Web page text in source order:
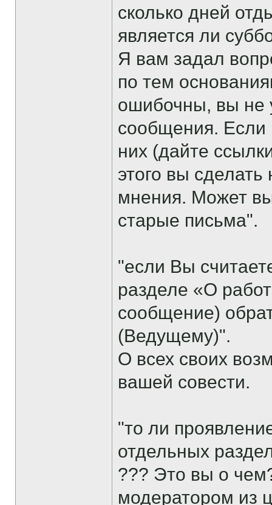
сколько дней
является ли
Я вам задал
по тем
ошибочны, вы не
сообщения. Если
них (дайте
этого вы
мнения. Может
старые письма".
"если Вы
разделе «О
сообщение)
(Ведущему)".
О всех своих
вашей совести.
"то ли
отдельных
??? Это вы о
модератором из